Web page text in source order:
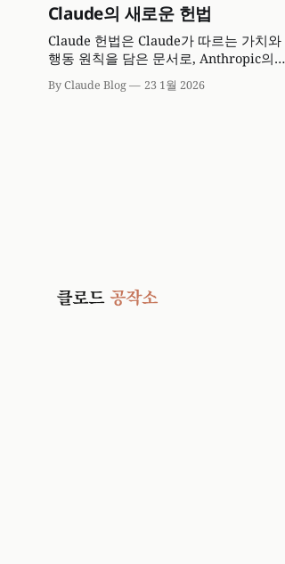
Claude의 새로운 헌법
Claude 헌법은 Claude가 따르는 가치와
행동 원칙을 담은 문서로, Anthropic의
By Claude Blog 23 1월 2026